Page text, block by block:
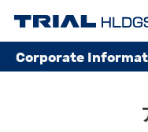
Corporate